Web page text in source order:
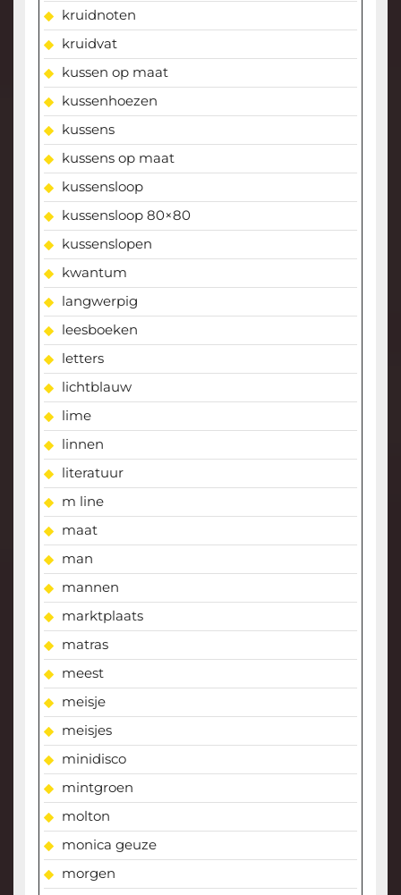
kruidnoten
kruidvat
kussen op maat
kussenhoezen
kussens
kussens op maat
kussensloop
kussensloop 80×80
kussenslopen
kwantum
langwerpig
leesboeken
letters
lichtblauw
lime
linnen
literatuur
m line
maat
man
mannen
marktplaats
matras
meest
meisje
meisjes
minidisco
mintgroen
molton
monica geuze
morgen